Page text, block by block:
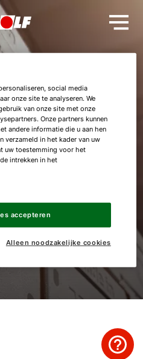
wij zien u
social media
onze site te analyseren. We
van onze site met onze
Onze partners kunnen
andere informatie die u aan hen
verzameld in het kader van uw
uw toestemming voor het
intrekken in het
Alleen noodzakelijke cookies
accepteren